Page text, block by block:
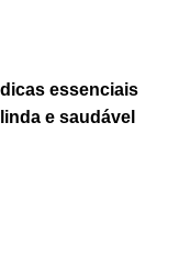
essenciais
e saudável